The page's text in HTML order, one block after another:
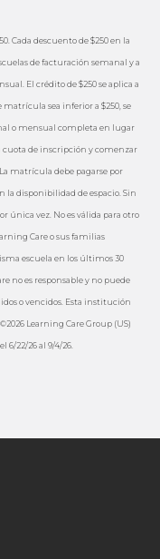
Cada descuento de $250 en la
de facturación semanal y a
El crédito de $250 se aplica a
matrícula sea inferior a $250, se
o mensual completa en lugar
cuota de inscripción y comenzar
matrícula debe pagarse por
la disponibilidad de espacio. Sin
única vez. No es válida para otro
Care o sus familias
escuela en los últimos 30
no es responsable y no puede
o vencidos. Esta institución
Learning Care Group (US)
6/22/26 al 9/4/26.